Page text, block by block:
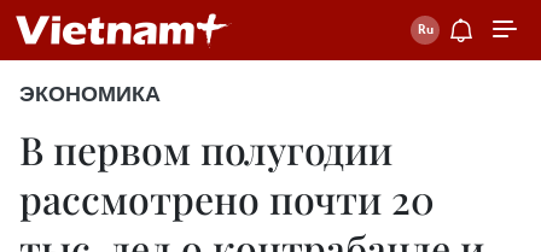
ЭКОНОМИКА
В первом полугодии
рассмотрено почти 20